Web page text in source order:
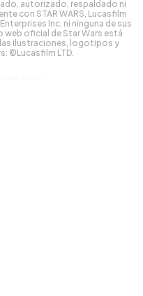
autorizado, respaldado ni
con STAR WARS, Lucasfilm
Inc. ni ninguna de sus
web oficial de Star Wars está
ilustraciones, logotipos y
©Lucasfilm LTD.